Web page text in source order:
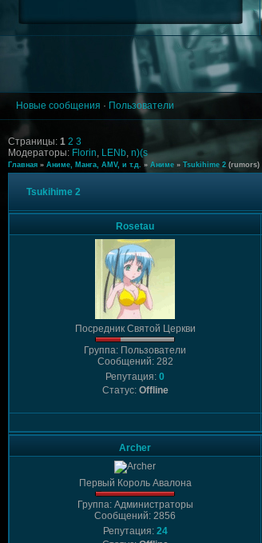
Новые сообщения · Пользователи
Страницы: 1 2 3
Модераторы: Florin, LENb, n)(s
Главная » Аниме, Манга, AMV, и т.д. » Аниме » Tsukihime 2 (rumors)
Tsukihime 2
Rosetau
Посредник Святой Церкви
Группа: Пользователи
Сообщений: 282
Репутация: 0
Статус: Offline
Archer
Первый Король Авалона
Группа: Администраторы
Сообщений: 2856
Репутация: 24